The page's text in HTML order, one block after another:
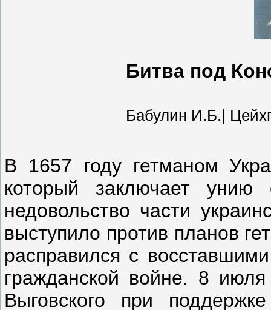
Битва под
Бабулин И.Б.|
В 1657 году гетманом
который заключает
недовольство части
выступило против планов
расправился с
гражданской войне. 8
Выговского при